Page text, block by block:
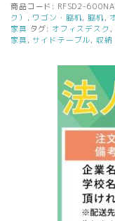
商品コード: RFSD2-
ク） , ワゴン・脇机,脇机 ,
家具 タグ: オフィスデスク ,
家具 ,サイドテーブル, 収納